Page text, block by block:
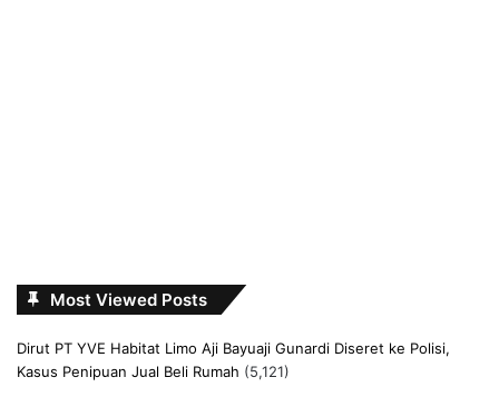
Most Viewed Posts
Dirut PT YVE Habitat Limo Aji Bayuaji Gunardi Diseret ke Polisi,
Kasus Penipuan Jual Beli Rumah (5,121)